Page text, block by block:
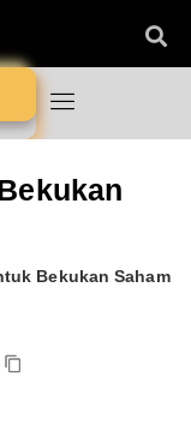
Bekukan Saham